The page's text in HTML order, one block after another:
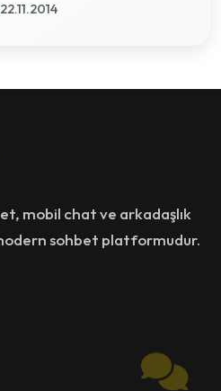
mobil chat ve arkadaşlık
sohbet platformudur.